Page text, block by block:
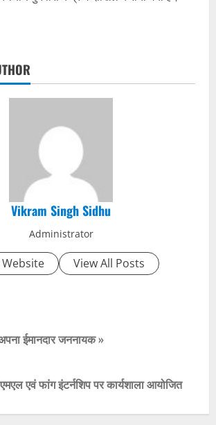
Vikram Singh Sidhu
Administrator
View All Posts
ईमानदार जननायक »
एवं फांग इंटर्नशिप पर कार्यशाला आयोजित